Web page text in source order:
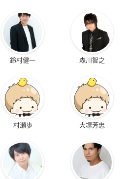
鈴村健一 森川智之
村瀬歩 大塚芳忠